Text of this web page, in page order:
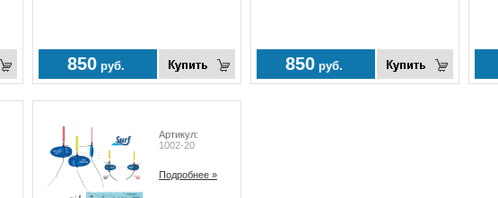
850 руб. 850 руб.
Артикул:
1002-20
Подробнее »